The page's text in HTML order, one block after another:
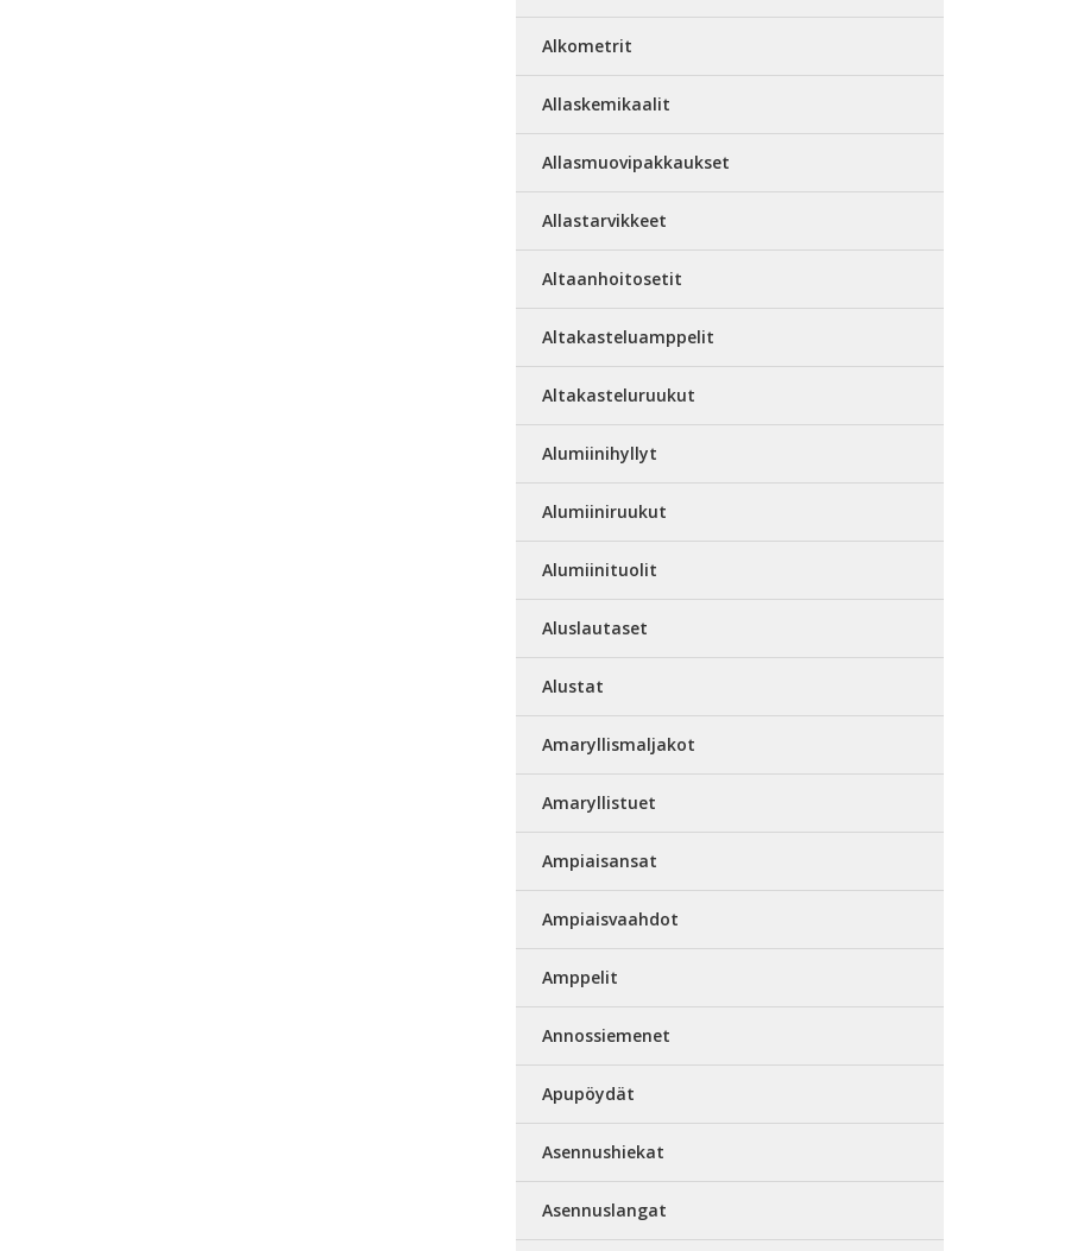
Alkometrit
Allaskemikaalit
Allasmuovipakkaukset
Allastarvikkeet
Altaanhoitosetit
Altakasteluamppelit
Altakasteluruukut
Alumiinihyllyt
Alumiiniruukut
Alumiinituolit
Aluslautaset
Alustat
Amaryllismaljakot
Amaryllistuet
Ampiaisansat
Ampiaisvaahdot
Amppelit
Annossiemenet
Apupöydät
Asennushiekat
Asennuslangat